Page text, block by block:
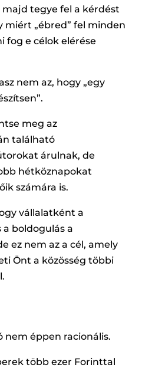
majd tegye fel a kérdést
miért „ébred” fel minden
fog e célok elérése
nem az, hogy „egy
meg az
található
árulnak, de
hétköznapokat
számára is.
vállalatként a
a boldogulás a
ez nem az a cél, amely
Önt a közösség többi
nem éppen racionális.
több ezer Forinttal